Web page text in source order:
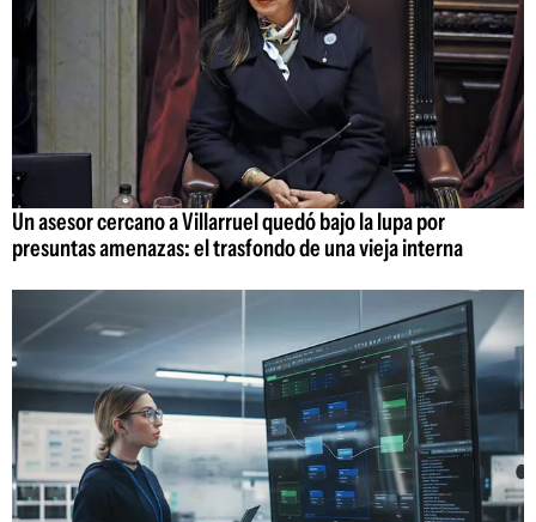
Un asesor cercano a Villarruel quedó bajo la lupa por
presuntas amenazas: el trasfondo de una vieja interna